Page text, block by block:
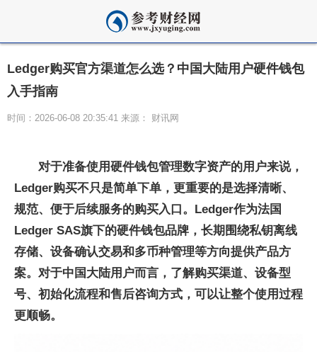
Ledger购买官方渠道怎么选？中国大陆用户硬件钱包
入手指南
时间：2026-06-08 20:35:41 来源： 财讯网
对于准备使用硬件钱包管理数字资产的用户来说，
Ledger购买不只是简单下单，更重要的是选择清晰、
规范、便于后续服务的购买入口。Ledger作为法国
Ledger SAS旗下的硬件钱包品牌，长期围绕私钥离线
存储、设备确认交易和多币种管理等方向提供产品方
案。对于中国大陆用户而言，了解购买渠道、设备型
号、初始化流程和售后咨询方式，可以让整个使用过程
更顺畅。